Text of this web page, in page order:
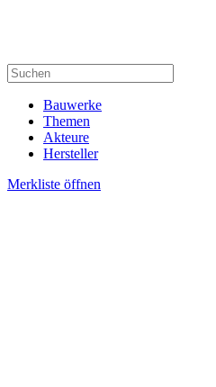
Bauwerke
Themen
Akteure
Hersteller
Merkliste öffnen